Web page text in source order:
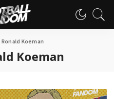
Ronald Koeman
Koeman